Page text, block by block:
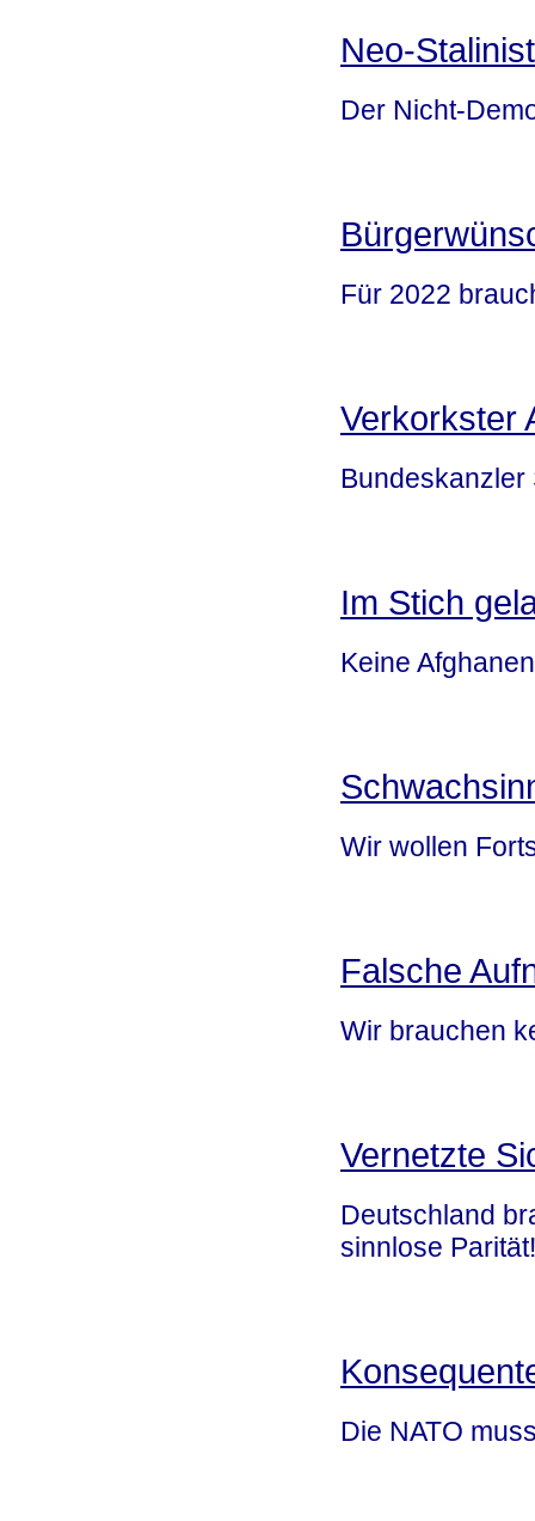
Neo-
Der Nicht-
Für 2022
Verkorkster
Im Stich
Keine
Wir wollen
Falsche
Wir brauchen
Vernetzte
Deutschland
sinnlose Parität!
Die NATO